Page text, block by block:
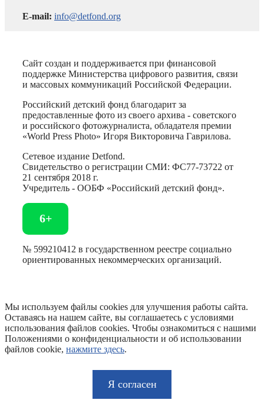
E-mail: info@detfond.org
Сайт создан и поддерживается при финансовой
поддержке Министерства цифрового развития, связи
и массовых коммуникаций Российской Федерации.
Российский детский фонд благодарит за
предоставленные фото из своего архива - советского
и российского фотожурналиста, обладателя премии
«World Press Photo» Игоря Викторовича Гаврилова.
Сетевое издание Detfond.
Свидетельство о регистрации СМИ: ФС77-73722 от
21 сентября 2018 г.
Учредитель - ООБФ «Российский детский фонд».
6+
№ 599210412 в государственном реестре социально
ориентированных некоммерческих организаций.
Мы используем файлы cookies для улучшения работы сайта.
Оставаясь на нашем сайте, вы соглашаетесь с условиями
использования файлов cookies. Чтобы ознакомиться с нашими
Положениями о конфиденциальности и об использовании
файлов cookie, нажмите здесь.
Я согласен